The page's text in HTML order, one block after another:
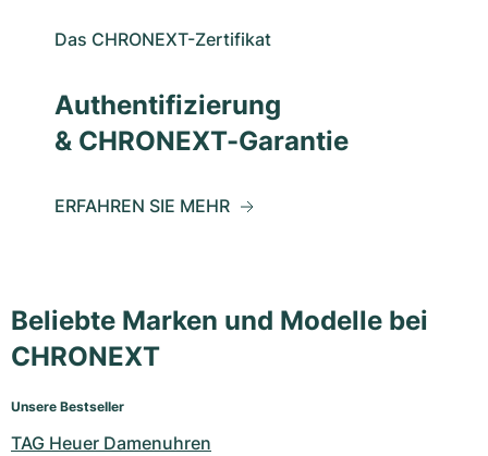
Das CHRONEXT-Zertifikat
Authentifizierung
& CHRONEXT-Garantie
ERFAHREN SIE MEHR
Beliebte Marken und Modelle bei
CHRONEXT
Unsere Bestseller
TAG Heuer Damenuhren